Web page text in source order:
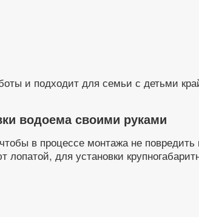
и подходит для семьи с детьми
водоема своими руками
в процессе монтажа не повредить
для установки